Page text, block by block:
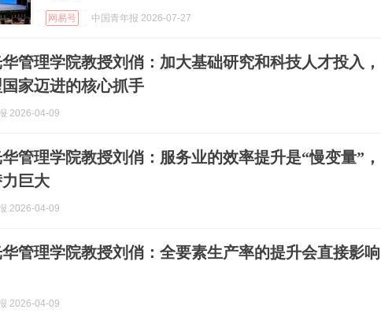
网易号 中国青年报 2026-07-27
管理学院教授刘俏：加大基础研究和科技人才投入，
家迈进的核心抓手
2026-04-09
管理学院教授刘俏：服务业的效率提升是“慢变量”，
巨大
2026-04-09
管理学院教授刘俏：全要素生产率的提升会直接影响
2026-04-09